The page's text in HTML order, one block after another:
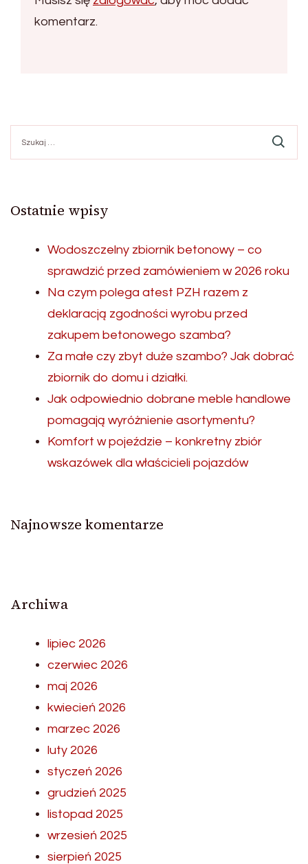
komentarz.
Ostatnie wpisy
Wodoszczelny zbiornik betonowy – co
sprawdzić przed zamówieniem w 2026 roku
Na czym polega atest PZH razem z
deklaracją zgodności wyrobu przed
zakupem betonowego szamba?
Za małe czy zbyt duże szambo? Jak dobrać
zbiornik do domu i działki.
Jak odpowiednio dobrane meble handlowe
pomagają wyróżnienie asortymentu?
Komfort w pojeździe – konkretny zbiór
wskazówek dla właścicieli pojazdów
Najnowsze komentarze
Archiwa
lipiec 2026
czerwiec 2026
maj 2026
kwiecień 2026
marzec 2026
luty 2026
styczeń 2026
grudzień 2025
listopad 2025
wrzesień 2025
sierpień 2025